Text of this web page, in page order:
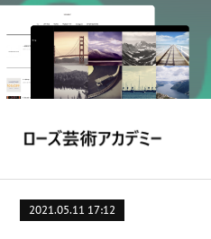
2021.05.11 17:12